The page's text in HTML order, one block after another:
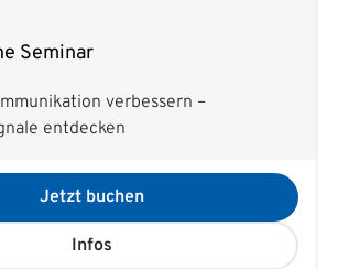
Seminar
verbessern –
entdecken
Jetzt buchen
Infos